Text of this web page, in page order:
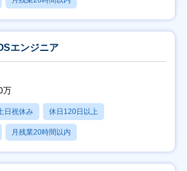
エンジニア
万
日祝休み 休日120日以上
月残業20時間以内